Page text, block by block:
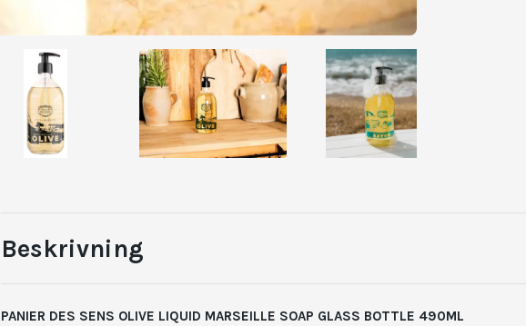
Beskrivning
PANIER DES SENS OLIVE LIQUID MARSEILLE SOAP GLASS BOTTLE 490ML